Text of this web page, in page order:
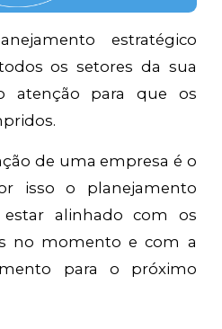
estratégico
os setores da sua
atenção para que os
de uma empresa é o
isso o planejamento
estar alinhado com os
no momento e com a
para o próximo